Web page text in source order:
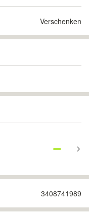
Verschenken
3408741989